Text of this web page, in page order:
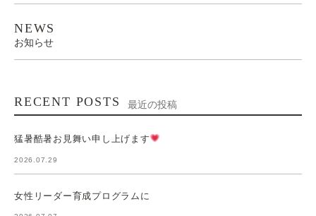
NEWS
お知らせ
RECENT POSTS 最近の投稿
猛暑酷暑お見舞い申し上げます
2026.07.29
女性リーダー育成プログラムに